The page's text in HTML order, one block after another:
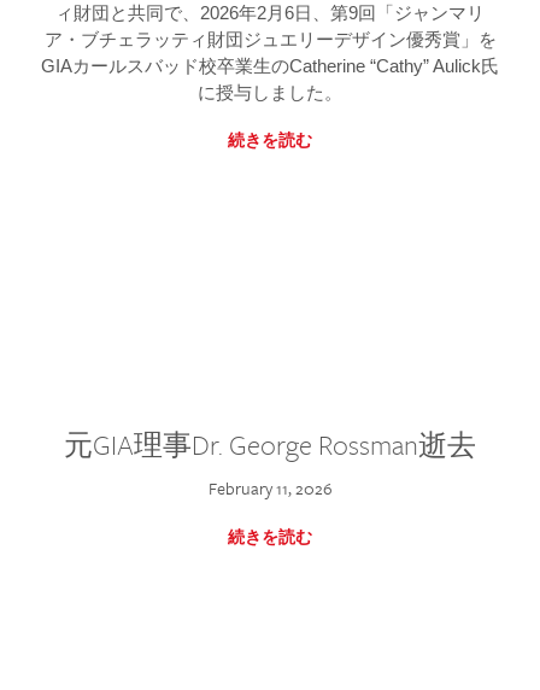
ィ財団と共同で、2026年2月6日、第9回「ジャンマリ
ア・ブチェラッティ財団ジュエリーデザイン優秀賞」を
GIAカールスバッド校卒業生のCatherine “Cathy” Aulick氏
に授与しました。
続きを読む
元GIA理事Dr. George Rossman逝去
February 11, 2026
続きを読む